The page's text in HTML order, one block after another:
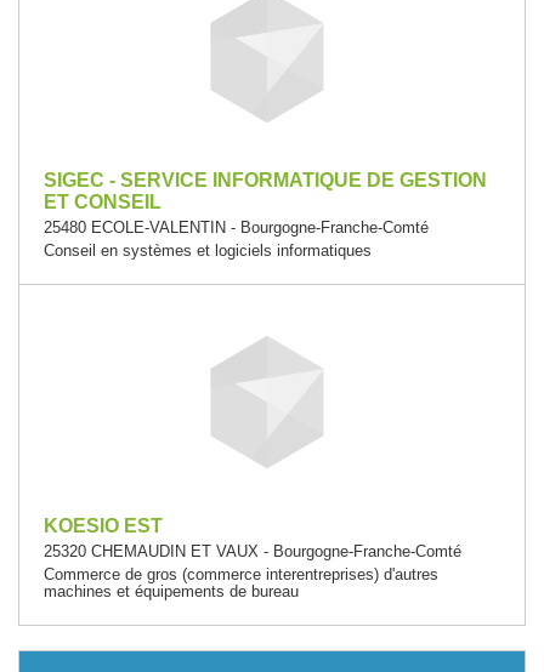
SIGEC - SERVICE INFORMATIQUE DE GESTION
ET CONSEIL
25480 ECOLE-VALENTIN - Bourgogne-Franche-Comté
Conseil en systèmes et logiciels informatiques
KOESIO EST
25320 CHEMAUDIN ET VAUX - Bourgogne-Franche-Comté
Commerce de gros (commerce interentreprises) d'autres
machines et équipements de bureau